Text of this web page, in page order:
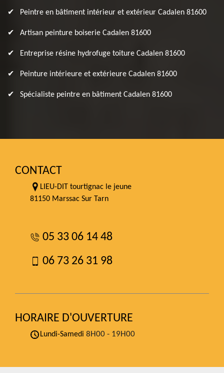
Peintre en bâtiment intérieur et extérieur Cadalen 81600
Artisan peinture boiserie Cadalen 81600
Entreprise résine hydrofuge toiture Cadalen 81600
Peinture intérieure et extérieure Cadalen 81600
Spécialiste peintre en bâtiment Cadalen 81600
CONTACT
LIEU-DIT tourtignac le jeune
81150 Marssac Sur Tarn
05 33 06 14 48
06 73 26 31 98
HORAIRE D'OUVERTURE
Lundi-Samedi 8H00 - 19H00